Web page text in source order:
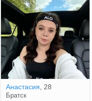
Анастасия , 28
Братск